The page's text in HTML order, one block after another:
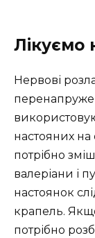
Лікуємо
Нервові
настояних на
потрібно
валеріани і
настоянок
крапель.
потрібно